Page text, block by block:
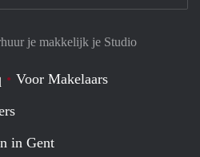
je makkelijk je Studio
Voor Makelaars
in Gent